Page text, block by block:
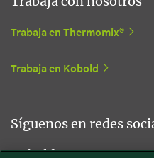
Trabaja en Thermomix®
Trabaja en Kobold
Síguenos en redes